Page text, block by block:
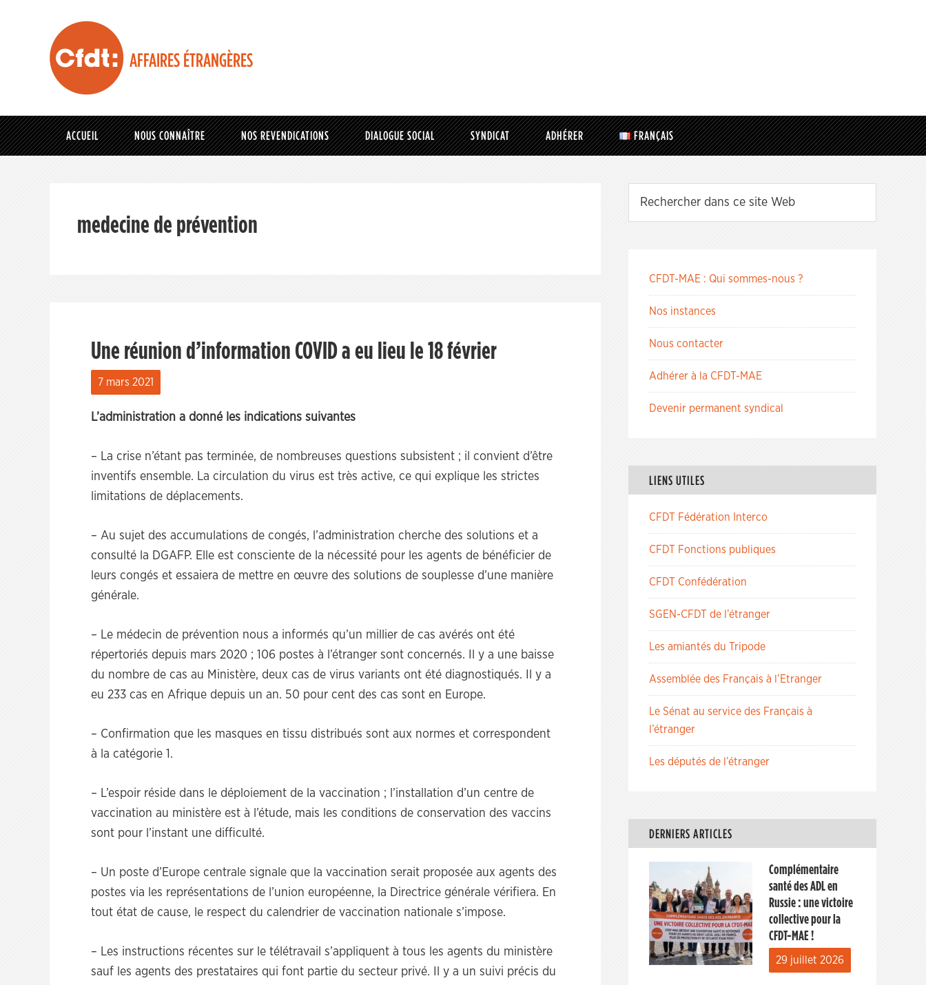
AFFAIRES ÉTRANGÈRES
ACCUEIL NOUS CONNAÎTRE NOS REVENDICATIONS DIALOGUE SOCIAL SYNDICAT ADHÉRER FRANÇAIS
medecine de prévention
Une réunion d’information COVID a eu lieu le 18 février
7 mars 2021
L’administration a donné les indications suivantes
– La crise n’étant pas terminée, de nombreuses questions subsistent ; il convient d’être
inventifs ensemble. La circulation du virus est très active, ce qui explique les strictes
limitations de déplacements.
– Au sujet des accumulations de congés, l’administration cherche des solutions et a
consulté la DGAFP. Elle est consciente de la nécessité pour les agents de bénéficier de
leurs congés et essaiera de mettre en œuvre des solutions de souplesse d’une manière
générale.
– Le médecin de prévention nous a informés qu’un millier de cas avérés ont été
répertoriés depuis mars 2020 ; 106 postes à l’étranger sont concernés. Il y a une baisse
du nombre de cas au Ministère, deux cas de virus variants ont été diagnostiqués. Il y a
eu 233 cas en Afrique depuis un an. 50 pour cent des cas sont en Europe.
– Confirmation que les masques en tissu distribués sont aux normes et correspondent
à la catégorie 1.
– L’espoir réside dans le déploiement de la vaccination ; l’installation d’un centre de
vaccination au ministère est à l’étude, mais les conditions de conservation des vaccins
sont pour l’instant une difficulté.
– Un poste d’Europe centrale signale que la vaccination serait proposée aux agents des
postes via les représentations de l’union européenne, la Directrice générale vérifiera. En
tout état de cause, le respect du calendrier de vaccination nationale s’impose.
– Les instructions récentes sur le télétravail s’appliquent à tous les agents du ministère
sauf les agents des prestataires qui font partie du secteur privé. Il y a un suivi précis du
CFDT-MAE : Qui sommes-nous ?
Nos instances
Nous contacter
Adhérer à la CFDT-MAE
Devenir permanent syndical
LIENS UTILES
CFDT Fédération Interco
CFDT Fonctions publiques
CFDT Confédération
SGEN-CFDT de l’étranger
Les amiantés du Tripode
Assemblée des Français à l’Etranger
Le Sénat au service des Français à
l’étranger
Les députés de l’étranger
DERNIERS ARTICLES
Complémentaire
santé des ADL en
Russie : une victoire
collective pour la
CFDT-MAE !
29 juillet 2026